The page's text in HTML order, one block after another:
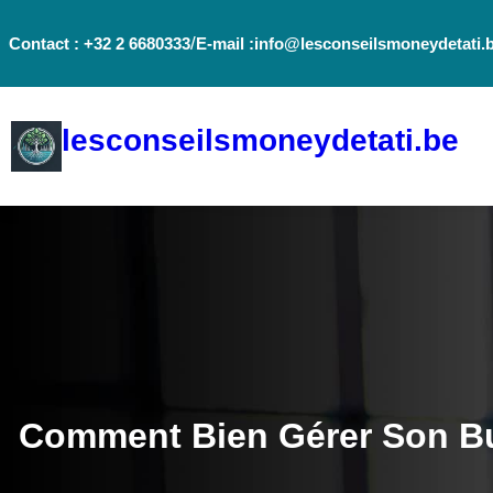
auContact : +32 2 6680333/E-mail
lesconseilsmoneydetati.be
Comment Bien Gérer Son